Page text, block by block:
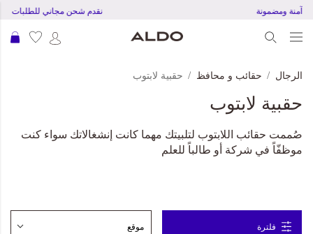
نقدم شحن مجاني للطلبات بقمية 150 ريال دفع آمنة ومضمونة
الرجال حقائب و محافظ حقبية لابتوب
حقبية لابتوب
صُممت حقائب اللابتوب لتلبيتك مهما كانت إنشغالاتك سواء كنت
موظفّاً في شركة أو طالباً للعلم
فلترة